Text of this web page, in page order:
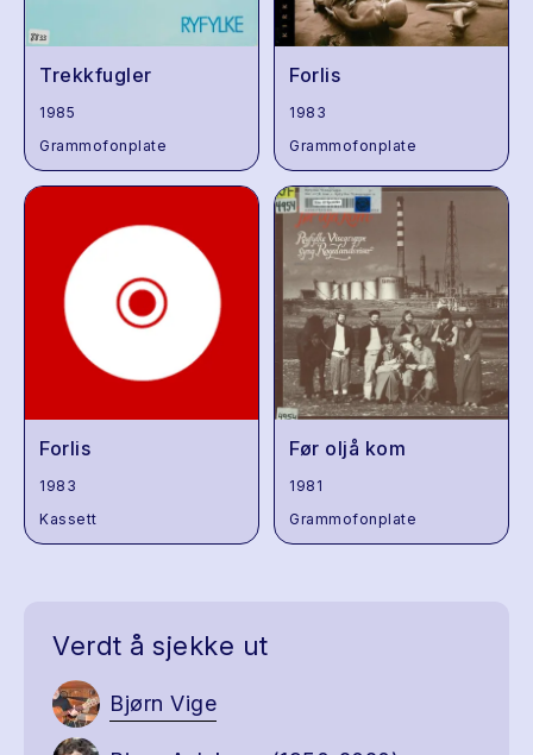
Trekkfugler
1985
Grammofonplate
Forlis
1983
Grammofonplate
Forlis
1983
Kassett
Før oljå kom
1981
Grammofonplate
Verdt å sjekke ut
Bjørn Vige